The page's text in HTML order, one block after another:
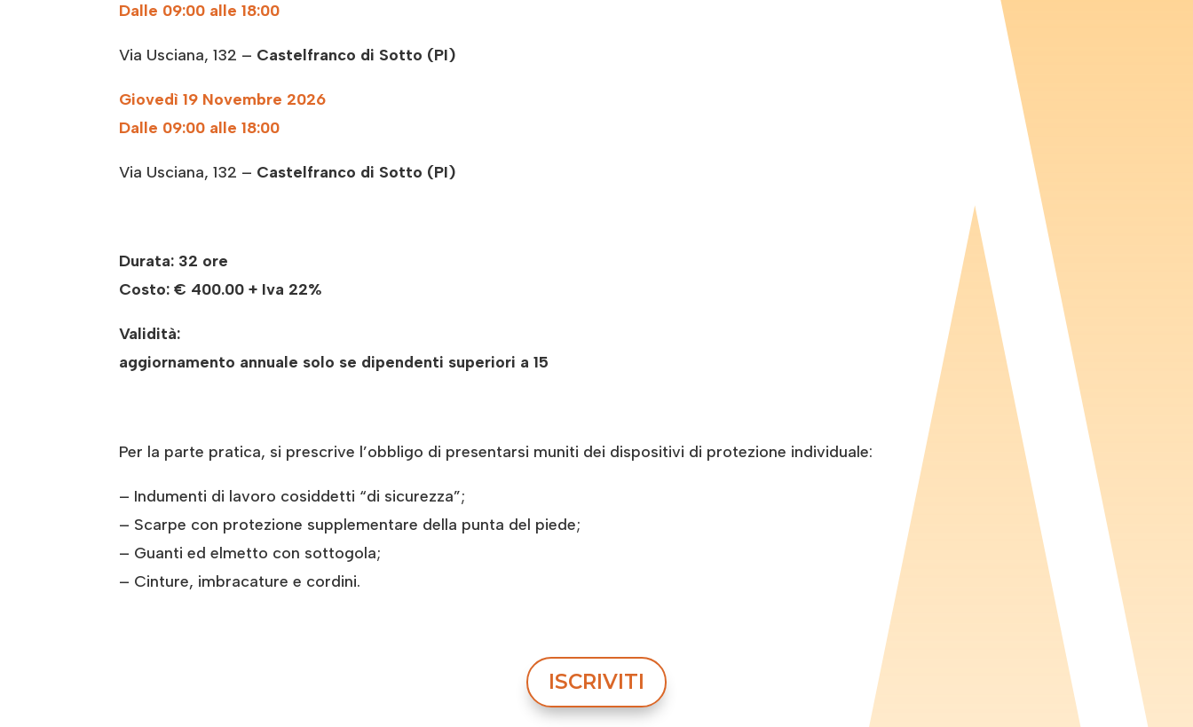
Dalle 09:00 alle 18:00
Via Usciana, 132 – Castelfranco di Sotto (PI)
Giovedì 19 Novembre 2026
Dalle 09:00 alle 18:00
Via Usciana, 132 – Castelfranco di Sotto (PI)
Durata: 32 ore
Costo:€ 400.00 + Iva 22%
Validità:
aggiornamento annuale solo se dipendenti superiori a 15
Per la parte pratica, si prescrive l’obbligo di presentarsi muniti dei dispositivi di protezione individuale:
– Indumenti di lavoro cosiddetti “di sicurezza”;
– Scarpe con protezione supplementare della punta del piede;
– Guanti ed elmetto con sottogola;
– Cinture, imbracature e cordini.
ISCRIVITI